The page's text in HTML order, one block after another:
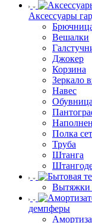
Аксессуары
Вешалки
Джокер
Корзина
Зеркало
Навес
Обувница
Полка
Труба
Штанга
Вытяжки
демпферы